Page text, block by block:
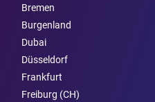
Bremen
Burgen­land
Dubai
Düsseldorf
Frankfurt
Freiburg (CH)